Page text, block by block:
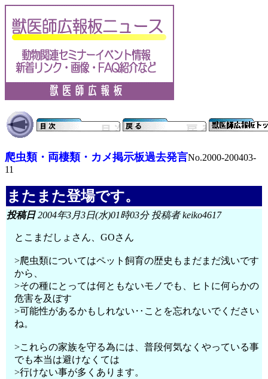
爬虫類・両棲類・カメ掲示板過去発言No.2000-200403-
11
またまた登場です。
投稿日2004年3月3日(水)01時03分 投稿者 keiko4617
とこまだしょさん、GOさん
>爬虫類についてはペット飼育の歴史もまだまだ浅いです
から、
>その種にとっては何ともないモノでも、ヒトに何らかの
危害を及ぼす
>可能性があるかもしれない‥ことを忘れないでください
ね。
>これらの家族を守る為には、普段何気なくやっている事
でも本当は避けなくては
>行けない事が多くあります。